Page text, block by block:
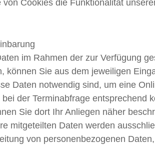
Cookies die Funktionalität
im Rahmen der zur Verfügung
können Sie aus dem jeweiligen
Daten notwendig sind, um eine
der Terminabfrage entsprechend
Sie dort Ihr Anliegen näher
mitgeteilten Daten werden
von personenbezogenen